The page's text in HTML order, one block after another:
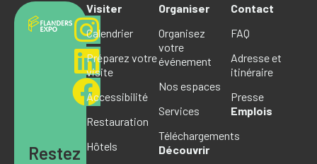
Restez
Visiter
Calendrier
Préparez votre
visite
Accessibilité
Restauration
Hôtels
Organiser
Organisez
votre
événement
Nos espaces
Services
Téléchargements
Découvrir
Contact
FAQ
Adresse et
itinéraire
Presse
Emplois